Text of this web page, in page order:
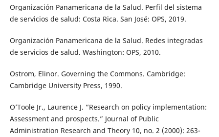
Organización Panamericana de la Salud. Perfil del sistema
de servicios de salud: Costa Rica. San José: OPS, 2019.
Organización Panamericana de la Salud. Redes integradas
de servicios de salud. Washington: OPS, 2010.
Ostrom, Elinor. Governing the Commons. Cambridge:
Cambridge University Press, 1990.
O’Toole Jr., Laurence J. “Research on policy implementation:
Assessment and prospects.” Journal of Public
Administration Research and Theory 10, no. 2 (2000): 263-